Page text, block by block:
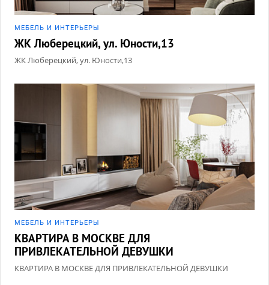
МЕБЕЛЬ И ИНТЕРЬЕРЫ
ЖК Люберецкий, ул. Юности,13
ЖК Люберецкий, ул. Юности,13
МЕБЕЛЬ И ИНТЕРЬЕРЫ
КВАРТИРА В МОСКВЕ ДЛЯ
ПРИВЛЕКАТЕЛЬНОЙ ДЕВУШКИ
КВАРТИРА В МОСКВЕ ДЛЯ ПРИВЛЕКАТЕЛЬНОЙ ДЕВУШКИ